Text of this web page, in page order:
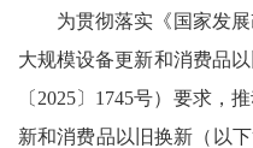
为贯彻落实《国家发
大规模设备更新和消费品
〔2025〕1745号）要求，
新和消费品以旧换新（以